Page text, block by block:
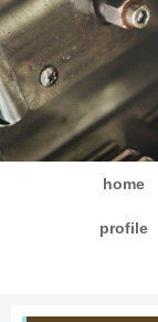
home
profile